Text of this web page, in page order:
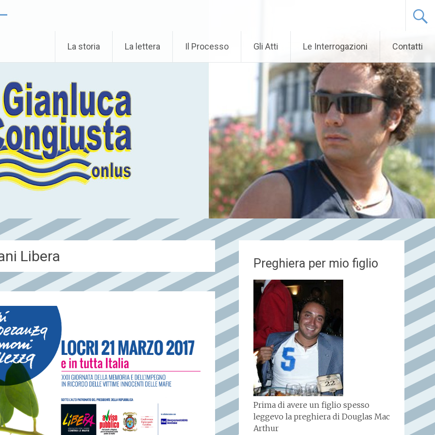
La storia La lettera Il Processo Gli Atti Le Interrogazioni Contatti
Libera Preghiera per mio figlio
Prima di avere un figlio spesso
leggevo la preghiera di Douglas Mac
Arthur